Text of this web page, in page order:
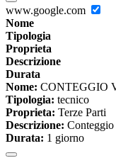
www.google.com
Nome
Tipologia
Proprieta
Descrizione
Durata
Nome: CONTEGGIO
Tipologia: tecnico
Proprieta: Terze Parti
Descrizione:
Durata: 1 giorno